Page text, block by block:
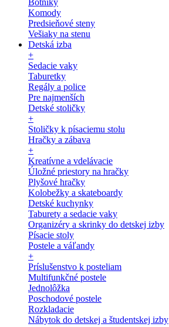
Botníky
Komody
Predsieňové steny
Vešiaky na stenu
Detská izba
+
Sedacie vaky
Taburetky
Regály a police
Pre najmenších
Detské stoličky
+
Stoličky k písaciemu stolu
Hračky a zábava
+
Kreatívne a vdelávacie
Úložné priestory na hračky
Plyšové hračky
Kolobežky a skateboardy
Detské kuchynky
Taburety a sedacie vaky
Organizéry a skrinky do detskej izby
Písacie stoly
Postele a váľandy
+
Príslušenstvo k posteliam
Multifunkčné postele
Jednolôžka
Poschodové postele
Rozkladacie
Nábytok do detskej a študentskej izby